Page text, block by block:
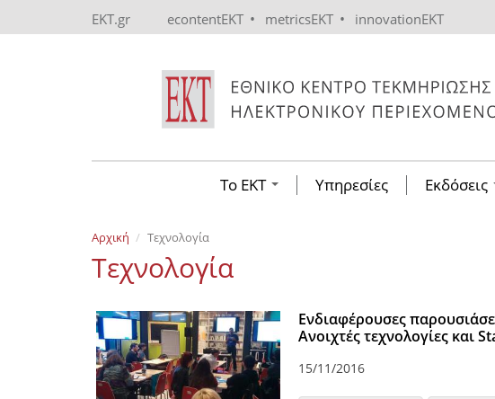
EKT.gr econtentEKT • metricsEKT • innovationEKT
Το ΕΚΤ Υπηρεσίες Εκδόσεις
Αρχική Τεχνολογία
Τεχνολογία
Ενδιαφέρουσες
Ανοιχτές τεχνολογίες και
15/11/2016